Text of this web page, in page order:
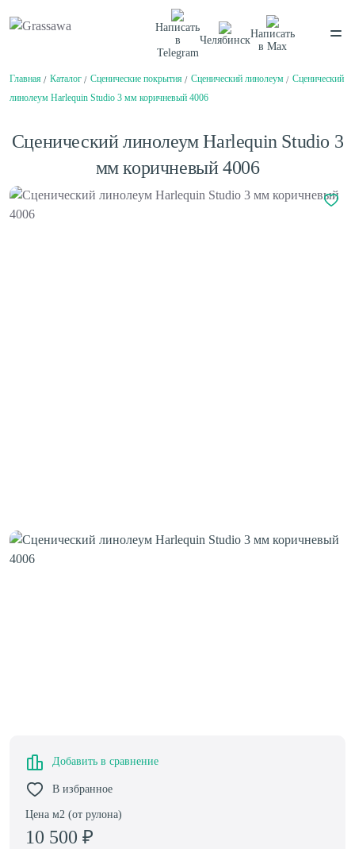
Написать
в
Telegram
Челябинск
Написать
в Max
Каталог
О компании
О компании
Нам доверяют
Спортивная
Декоративная
Монофиламентная
Сценический линолеум
Главная Каталог Сценические покрытия Сценический линолеум
Сценический
линолеум Harlequin Studio 3 мм коричневый 4006
Сценический линолеум Harlequin Studio 3
мм коричневый 4006
Цена м2 (от рулона)
10 500 ₽
Добавить в сравнение
В избранное